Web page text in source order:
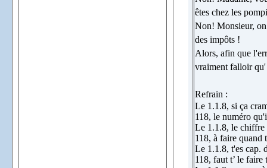
êtes chez les
Non! Monsieur,
des impôts !
Alors, afin que
vraiment falloir qu'
Refrain :
Le 1.1.8, si ça
118, le numéro
Le 1.1.8, le chiffre
118, à faire quand
Le 1.1.8, t'es cap.
118, faut t’ le faire